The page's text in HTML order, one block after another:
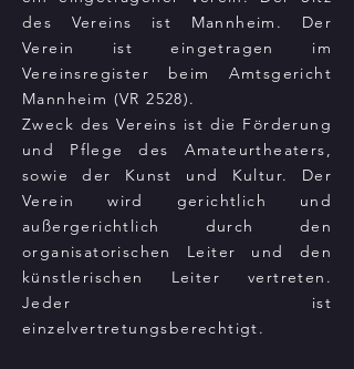
des Vereins ist Mannheim. Der
Verein ist eingetragen im
Vereinsregister beim Amtsgericht
Mannheim (VR 2528).
Zweck des Vereins ist die Förderung
und Pflege des Amateurtheaters,
sowie der Kunst und Kultur. Der
Verein wird gerichtlich und
außergerichtlich durch den
organisatorischen Leiter und den
künstlerischen Leiter vertreten.
Jeder ist
einzelvertretungsberechtigt.